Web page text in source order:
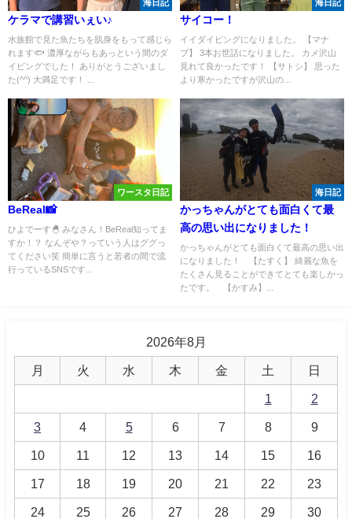
海日記
ケラマで講習いぇい♪
水族館で見た魚たちを肌身をもって感じら
れます🐟 濃厚ながらもあっという間のダ
イビングでした！ ありがとうございまし
た(^^) 大満足です！ ...
海日記
サイコー！
イイダイビングになりました。 【マナ
ブ】 3本お世話になりました。 カメ沢山
見れて良かったです！ 【サトシ】 思った
より寒かったですが沢山の...
ワースタ日記
BeReal📸
ひよでーす🐣 みなさん！BeReal知ってま
すか！？ なんぞや？っていう人はググっ
てください笑 簡単に言うと若者の間で流
行っているSNSです...
海日記
かっちゃんがとても面白くて最
高の思い出になりました！
かっちゃんがとても面白くて最高の思い出
になりました！ 【たすく】 綺麗な魚を
たくさん見ることができてとても楽しかっ
たです。 【かすみ】...
2026年8月
月 火 水 木 金 土 日
1 2
3 4 5 6 7 8 9
10 11 12 13 14 15 16
17 18 19 20 21 22 23
24 25 26 27 28 29 30